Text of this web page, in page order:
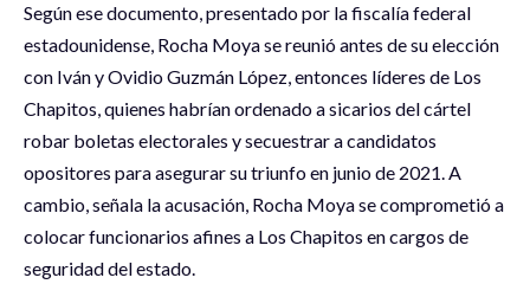
Según ese documento, presentado por la fiscalía federal
estadounidense, Rocha Moya se reunió antes de su elección
con Iván y Ovidio Guzmán López, entonces líderes de Los
Chapitos, quienes habrían ordenado a sicarios del cártel
robar boletas electorales y secuestrar a candidatos
opositores para asegurar su triunfo en junio de 2021. A
cambio, señala la acusación, Rocha Moya se comprometió a
colocar funcionarios afines a Los Chapitos en cargos de
seguridad del estado.